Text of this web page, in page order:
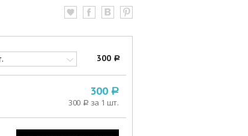
300 a
300 a
300 a за 1 шт.